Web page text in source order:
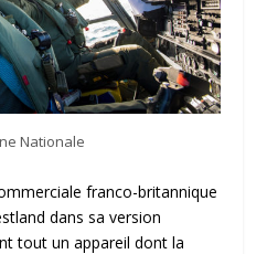
Nationale
franco-britannique
dans sa version
tout un appareil dont la